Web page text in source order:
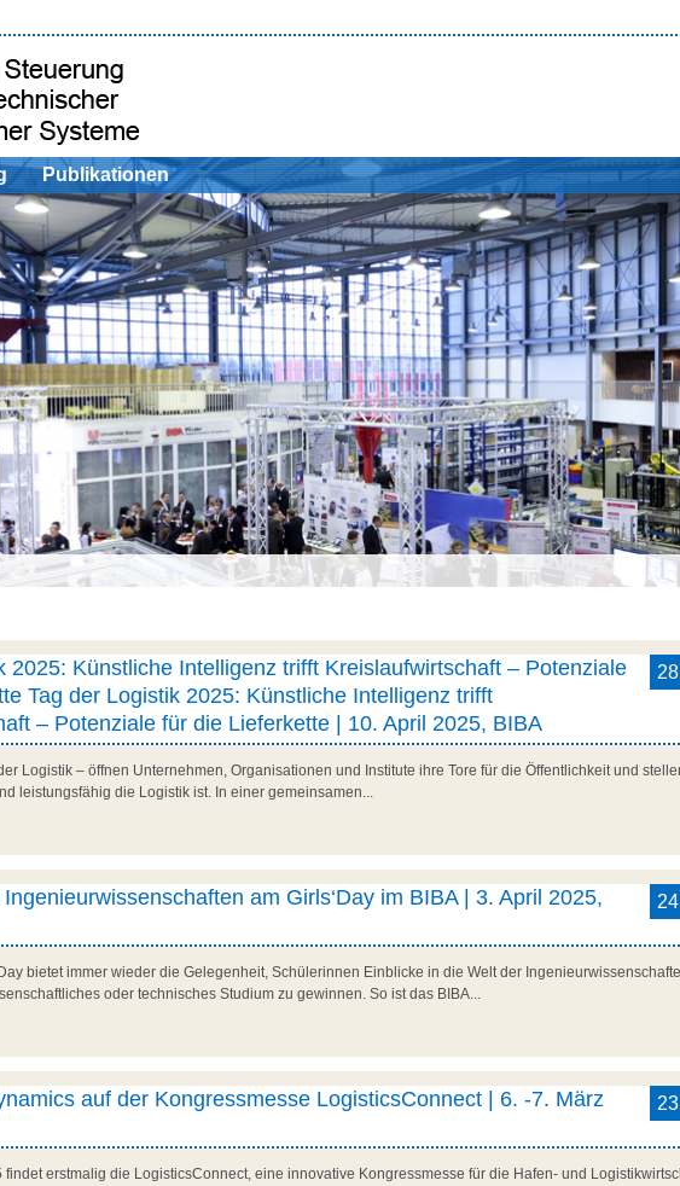
Publikationen
2025: Künstliche Intelligenz trifft Kreislaufwirtschaft – Potenziale
Tag der Logistik 2025: Künstliche Intelligenz trifft
– Potenziale für die Lieferkette | 10. April 2025, BIBA
Logistik – öffnen Unternehmen, Organisationen und Institute ihre Tore für die Öffentlichkeit und
leistungsfähig die Logistik ist. In einer gemeinsamen...
am Girls‘Day im BIBA | 3. April 2025,
bietet immer wieder die Gelegenheit, Schülerinnen Einblicke in die Welt der
oder technisches Studium zu gewinnen. So ist das BIBA...
auf der Kongressmesse LogisticsConnect | 6. -7. März
findet erstmalig die LogisticsConnect, eine innovative Kongressmesse für die Hafen- und